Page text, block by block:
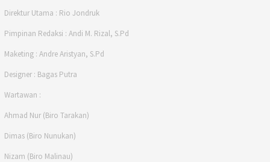
Direktur Utama : Rio Jondruk
Pimpinan Redaksi : Andi M. Rizal, S.Pd
Maketing : Andre Aristyan, S.Pd
Designer : Bagas Putra
Wartawan :
Ahmad Nur (Biro Tarakan)
Dimas (Biro Nunukan)
Nizam (Biro Malinau)